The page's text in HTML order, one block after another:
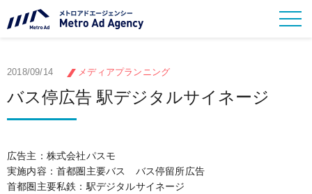
2018/09/14 メディアプランニング
バス停広告 駅デジタルサイネージ
広告主：株式会社パスモ
実施内容：首都圏主要バス バス停留所広告
首都圏主要私鉄：駅デジタルサイネージ